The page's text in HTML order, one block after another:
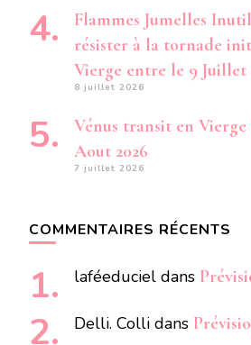
Flammes Jumelles
résister à la tornade
Vierge entre le 9 Juillet
8 juillet 2026
Vénus transit en
Aout 2026
7 juillet 2026
COMMENTAIRES RÉCENTS
laféeduciel dans
Delli. Colli dans